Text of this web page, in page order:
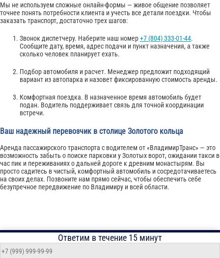
Мы не используем сложные онлайн-формы — живое общение позволяет
точнее понять потребности клиента и учесть все детали поездки. Чтобы
заказать транспорт, достаточно трех шагов:
Звонок диспетчеру. Наберите наш номер+7 (804) 333-01-44.
Сообщите дату, время, адрес подачи и пункт назначения, а также
сколько человек планирует ехать.
Подбор автомобиля и расчет. Менеджер предложит подходящий
вариант из автопарка и назовет фиксированную стоимость аренды.
Комфортная поездка. В назначенное время автомобиль будет
подан. Водитель поддерживает связь для точной координации
встречи.
Ваш надежный перевозчик в столице Золотого кольца
Аренда пассажирского транспорта с водителем от «ВладимирТранс» — это
возможность забыть о поиске парковки у Золотых ворот, ожидании такси в
час пик и переживаниях о дальней дороге к древним монастырям. Вы
просто садитесь в чистый, комфортный автомобиль и сосредотачиваетесь
на своих делах. Позвоните нам прямо сейчас, чтобы обеспечить себе
безупречное передвижение по Владимиру и всей области.
Ответим в течение 15 минут